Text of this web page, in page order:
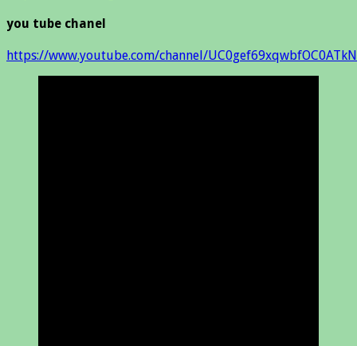
you tube chanel
https://www.youtube.com/channel/